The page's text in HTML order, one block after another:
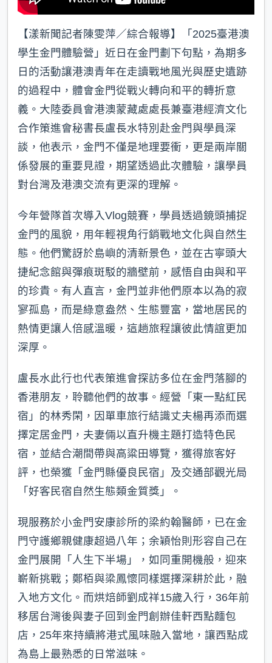
【漾新聞記者陳雯萍／綜合報導】「2025臺港澳
學生金門體驗營」近日在金門劃下句點，為期多
日的活動讓港澳青年在走讀戰地風光與歷史遺跡
的過程中，體會金門從戰火轉向和平的轉折意
義。大陸委員會港澳蒙藏處處長兼臺港經濟文化
合作策進會秘書長盧長水特別赴金門與學員深
談，他表示，金門不僅是地理要衝，更是兩岸關
係發展的重要見證，期望透過此次體驗，讓學員
對台灣及港澳交流有更深的理解。
今年營隊首次導入Vlog競賽，學員透過鏡頭捕捉
金門的風貌，用年輕視角行銷戰地文化與自然生
態。他們驚訝於島嶼的清新景色，並在古寧頭大
捷紀念館與彈痕斑駁的牆壁前，感悟自由與和平
的珍貴。有人直言，金門並非他們原本以為的寂
寥孤島，而是綠意盎然、生態豐富，當地居民的
熱情更讓人倍感溫暖，這趟旅程讓彼此情誼更加
深厚。
盧長水此行也代表策進會探訪多位在金門落腳的
香港朋友，聆聽他們的故事。經營「東一點紅民
宿」的林秀閑，因單車旅行結識丈夫楊再添而選
擇定居金門，夫妻倆以直升機主題打造特色民
宿，並結合潮間帶與高粱田導覽，獲得旅客好
評，也榮獲「金門縣優良民宿」及交通部觀光局
「好客民宿自然生態類金質獎」。
現服務於小金門安康診所的梁約翰醫師，已在金
門守護鄉親健康超過八年；余穎怡則形容自己在
金門展開「人生下半場」，如同重開機般，迎來
嶄新挑戰；鄭栢與梁鳳懷同樣選擇深耕於此，融
入地方文化。而烘焙師劉成祥15歲入行，36年前
移居台灣後與妻子回到金門創辦佳軒西點麵包
店，25年來持續將港式風味融入當地，讓西點成
為島上最熟悉的日常滋味。